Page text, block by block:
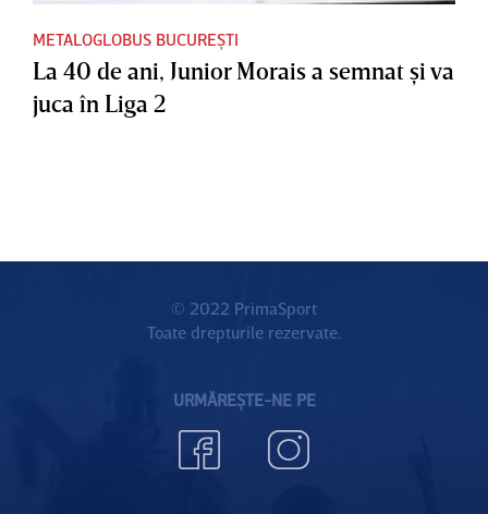
METALOGLOBUS BUCUREȘTI
La 40 de ani, Junior Morais a semnat şi va
juca în Liga 2
© 2022 PrimaSport
Toate drepturile rezervate.
URMĂREȘTE-NE PE